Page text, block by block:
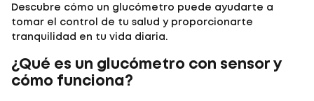
Descubre cómo un glucómetro puede ayudarte a
tomar el control de tu salud y proporcionarte
tranquilidad en tu vida diaria.
¿Qué es un glucómetro con sensor y
cómo funciona?